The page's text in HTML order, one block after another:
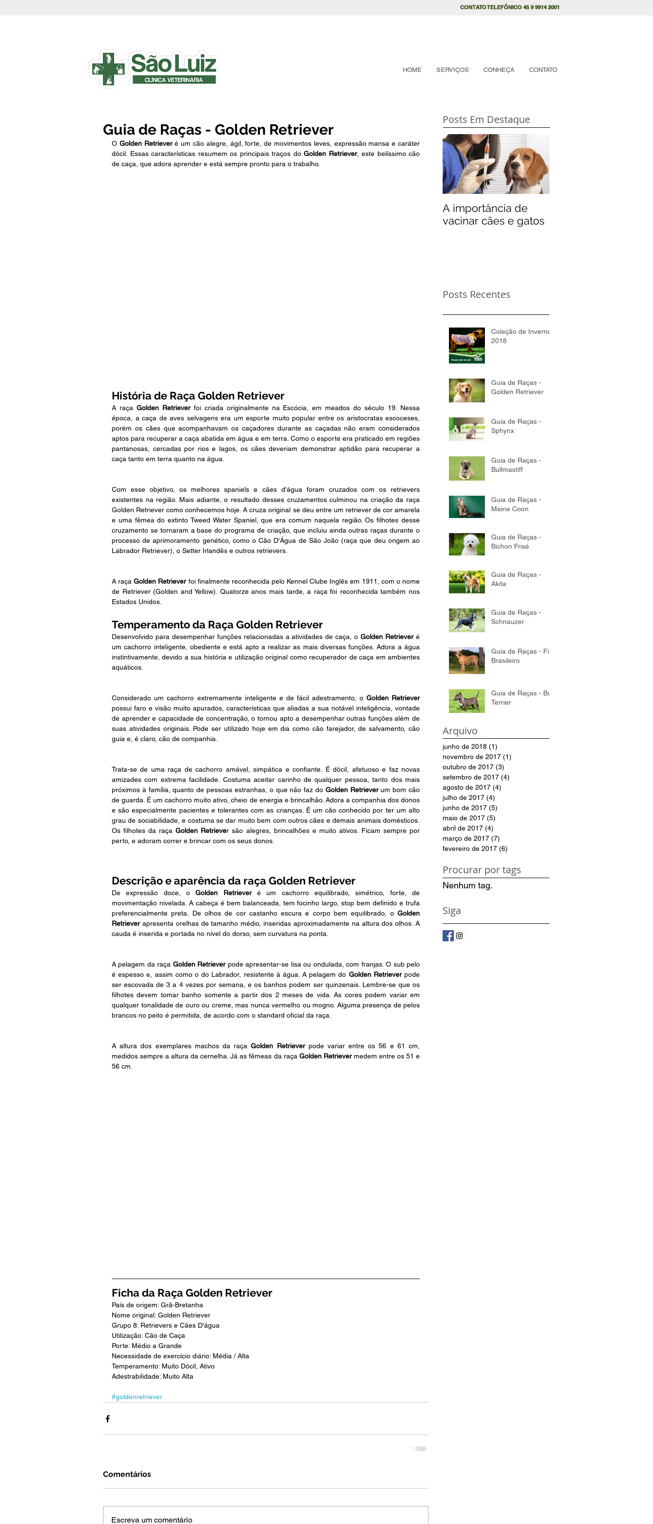
CONTATO TELEFÔNICO 45 9 9914 2001
HOME SERVIÇOS CONHEÇA CONTATO
Guia de Raças - Golden Retriever
O Golden Retriever é um cão alegre, ágil, forte, de movimentos leves, expressão mansa e caráter
dócil. Essas características resumem os principais traços do Golden Retriever, este belíssimo cão
de caça, que adora aprender e está sempre pronto para o trabalho.
História de Raça Golden Retriever
A raça Golden Retriever foi criada originalmente na Escócia, em meados do século 19. Nessa
época, a caça de aves selvagens era um esporte muito popular entre os aristocratas escoceses,
porém os cães que acompanhavam os caçadores durante as caçadas não eram considerados
aptos para recuperar a caça abatida em água e em terra. Como o esporte era praticado em regiões
pantanosas, cercadas por rios e lagos, os cães deveriam demonstrar aptidão para recuperar a
caça tanto em terra quanto na água.
Com esse objetivo, os melhores spaniels e cães d'água foram cruzados com os retrievers
existentes na região. Mais adiante, o resultado desses cruzamentos culminou na criação da raça
Golden Retriever como conhecemos hoje. A cruza original se deu entre um retriever de cor amarela
e uma fêmea do extinto Tweed Water Spaniel, que era comum naquela região. Os filhotes desse
cruzamento se tornaram a base do programa de criação, que incluiu ainda outras raças durante o
processo de aprimoramento genético, como o Cão D'Água de São João (raça que deu origem ao
Labrador Retriever), o Setter Irlandês e outros retrievers.
A raça Golden Retriever foi finalmente reconhecida pelo Kennel Clube Inglês em 1911, com o nome
de Retriever (Golden and Yellow). Quatorze anos mais tarde, a raça foi reconhecida também nos
Estados Unidos.
Temperamento da Raça Golden Retriever
Desenvolvido para desempenhar funções relacionadas a atividades de caça, o Golden Retriever é
um cachorro inteligente, obediente e está apto a realizar as mais diversas funções. Adora a água
instintivamente, devido a sua história e utilização original como recuperador de caça em ambientes
aquáticos.
Considerado um cachorro extremamente inteligente e de fácil adestramento, o Golden Retriever
possui faro e visão muito apurados, características que aliadas a sua notável inteligência, vontade
de aprender e capacidade de concentração, o tornou apto a desempenhar outras funções além de
suas atividades originais. Pode ser utilizado hoje em dia como cão farejador, de salvamento, cão
guia e, é claro, cão de companhia.
Trata-se de uma raça de cachorro amável, simpática e confiante. É dócil, afetuoso e faz novas
amizades com extrema facilidade. Costuma aceitar carinho de qualquer pessoa, tanto dos mais
próximos à família, quanto de pessoas estranhas, o que não faz do Golden Retriever um bom cão
de guarda. É um cachorro muito ativo, cheio de energia e brincalhão. Adora a companhia dos donos
e são especialmente pacientes e tolerantes com as crianças. É um cão conhecido por ter um alto
grau de sociabilidade, e costuma se dar muito bem com outros cães e demais animais domésticos.
Os filhotes da raça Golden Retriever são alegres, brincalhões e muito ativos. Ficam sempre por
perto, e adoram correr e brincar com os seus donos.
Descrição e aparência da raça Golden Retriever
De expressão doce, o Golden Retriever é um cachorro equilibrado, simétrico, forte, de
movimentação nivelada. A cabeça é bem balanceada, tem focinho largo, stop bem definido e trufa
preferencialmente preta. De olhos de cor castanho escura e corpo bem equilibrado, o Golden
Retriever apresenta orelhas de tamanho médio, inseridas aproximadamente na altura dos olhos. A
cauda é inserida e portada no nível do dorso, sem curvatura na ponta.
A pelagem da raça Golden Retriever pode apresentar-se lisa ou ondulada, com franjas. O sub pelo
é espesso e, assim como o do Labrador, resistente à água. A pelagem do Golden Retriever pode
ser escovada de 3 a 4 vezes por semana, e os banhos podem ser quinzenais. Lembre-se que os
filhotes devem tomar banho somente a partir dos 2 meses de vida. As cores podem variar em
qualquer tonalidade de ouro ou creme, mas nunca vermelho ou mogno. Alguma presença de pelos
brancos no peito é permitida, de acordo com o standard oficial da raça.
A altura dos exemplares machos da raça Golden Retriever pode variar entre os 56 e 61 cm,
medidos sempre a altura da cernelha. Já as fêmeas da raça Golden Retriever medem entre os 51 e
56 cm.
Ficha da Raça Golden Retriever
País de origem: Grã-Bretanha
Nome original: Golden Retriever
Grupo 8: Retrievers e Cães D'água
Utilização: Cão de Caça
Porte: Médio a Grande
Necessidade de exercício diário: Média / Alta
Temperamento: Muito Dócil, Ativo
Adestrabilidade: Muito Alta
#goldenretriever
Comentários
Escreva um comentário
Posts Em Destaque
A importância de
vacinar cães e gatos
Posts Recentes
Coleção de Inverno
2018
Guia de Raças -
Golden Retriever
Guia de Raças -
Sphynx
Guia de Raças -
Bullmastiff
Guia de Raças -
Maine Coon
Guia de Raças -
Bichon Frisé
Guia de Raças -
Akita
Guia de Raças -
Schnauzer
Guia de Raças - Fila
Brasileiro
Guia de Raças - Bull
Terrier
Arquivo
junho de 2018 (1)
novembro de 2017 (1)
outubro de 2017 (3)
setembro de 2017 (4)
agosto de 2017 (4)
julho de 2017 (4)
junho de 2017 (5)
maio de 2017 (5)
abril de 2017 (4)
março de 2017 (7)
fevereiro de 2017 (6)
Procurar por tags
Nenhum tag.
Siga